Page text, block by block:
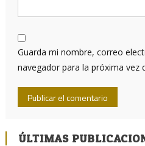
Guarda mi nombre, correo
navegador para la próxima vez
ÚLTIMAS